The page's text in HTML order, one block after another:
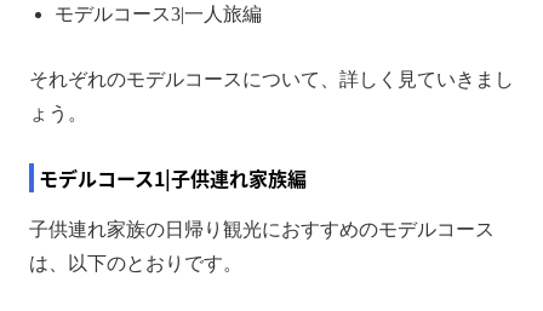
モデルコース3|一人旅編
それぞれのモデルコースについて、詳しく見ていきまし
ょう。
モデルコース1|子供連れ家族編
子供連れ家族の日帰り観光におすすめのモデルコース
は、以下のとおりです。